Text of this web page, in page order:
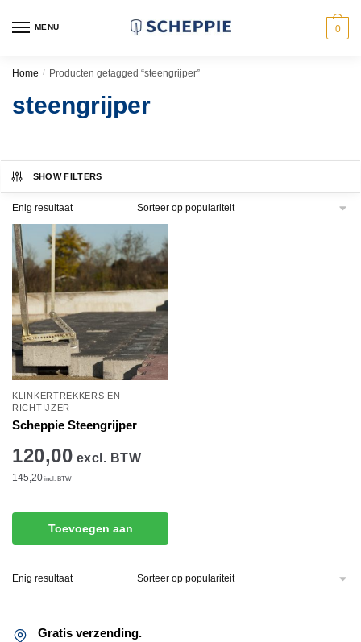
MENU 0
Home / Producten getagged “steengrijper”
steengrijper
SHOW FILTERS
Enig resultaat
KLINKERTREKKERS EN
RICHTIJZER
Scheppie Steengrijper
120,00 excl. BTW
145,20 incl. BTW
Toevoegen aan
Enig resultaat
Gratis verzending.